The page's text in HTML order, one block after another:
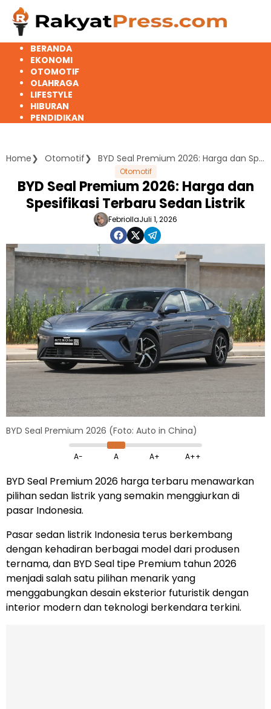
Langsung
konten
BERANDA
EKONOMI
OTOMOTIF
OLAHRAGA
LIFESTYLE
HIBURAN
PENDIDIKAN
Home Otomotif BYD Seal Premium 2026: Harga dan Spesifikasi Terbaru Sedan Listrik
Otomotif
BYD Seal Premium 2026: Harga dan
Spesifikasi Terbaru Sedan Listrik
FebriollaJuli 1, 2026
BYD Seal Premium 2026 (Foto: Auto in China)
A- A A+ A++
BYD Seal Premium2026 harga terbaru menawarkan
pilihan sedan listrik yang semakin menggiurkan di
pasar Indonesia.
Pasar sedan listrik Indonesia terus berkembang
dengan kehadiran berbagai model dari produsen
ternama, dan BYD Seal tipe Premium tahun 2026
menjadi salah satu pilihan menarik yang
menggabungkan desain eksterior futuristik dengan
interior modern dan teknologi berkendara terkini.